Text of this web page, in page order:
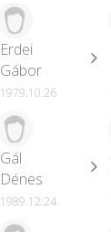
Erdei
Gábor
1979.10.26
Gál
Dénes
1989.12.24